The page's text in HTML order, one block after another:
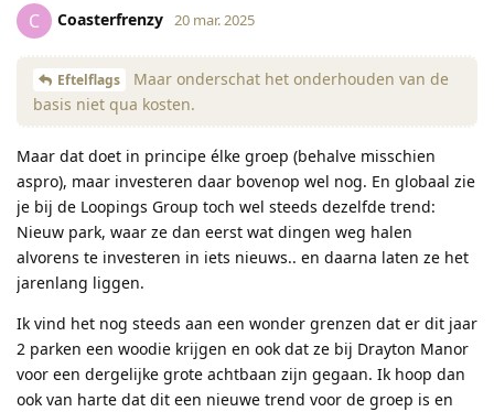
C Coasterfrenzy 20 mar. 2025
Eftelflags
Maar onderschat het onderhouden van de
basis niet qua kosten.
Maar dat doet in principe élke groep (behalve misschien
aspro), maar investeren daar bovenop wel nog. En globaal zie
je bij de Loopings Group toch wel steeds dezelfde trend:
Nieuw park, waar ze dan eerst wat dingen weg halen
alvorens te investeren in iets nieuws.. en daarna laten ze het
jarenlang liggen.
Ik vind het nog steeds aan een wonder grenzen dat er dit jaar
2 parken een woodie krijgen en ook dat ze bij Drayton Manor
voor een dergelijke grote achtbaan zijn gegaan. Ik hoop dan
ook van harte dat dit een nieuwe trend voor de groep is en